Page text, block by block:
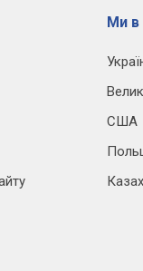
Ми в
США